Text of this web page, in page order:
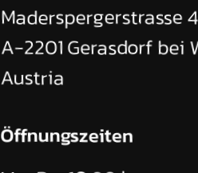
Maderspergerstrasse 4
A-2201Gerasdorf bei
Austria
Öffnungszeiten